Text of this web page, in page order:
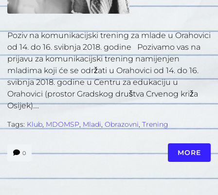
Poziv na komunikacijski trening za mlade u Orahovici
od 14. do 16. svibnja 2018. godine Pozivamo vas na
prijavu za komunikacijski trening namijenjen
mladima koji će se održati u Orahovici od 14. do 16.
svibnja 2018. godine u Centru za edukaciju u
Orahovici (prostor Gradskog društva Crvenog križa
Osijek)....
Tags: Klub, MDOMSP, Mladi, Obrazovni, Trening
0 MORE